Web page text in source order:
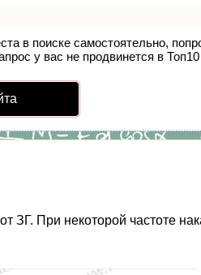
в поиске самостоятельно,
у вас не продвинется в
ЗГ. При некоторой частоте